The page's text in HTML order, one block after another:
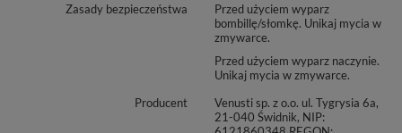
Zasady bezpieczeństwa
Przed użyciem wyparz
bombillę/słomkę. Unikaj mycia w
zmywarce.
Przed użyciem wyparz naczynie.
Unikaj mycia w zmywarce.
Producent
Venusti sp. z o.o. ul. Tygrysia 6a,
21-040 Świdnik, NIP: